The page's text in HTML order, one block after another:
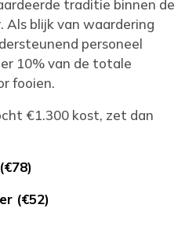
traditie binnen de
Als blijk van waardering
personeel
10% van de totale
fooien.
€1.300 kost, zet dan
(€52)